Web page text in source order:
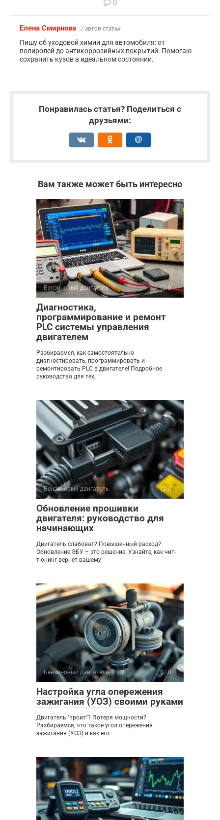
0
Елена Смирнова / автор статьи
Пишу об уходовой химии для автомобиля: от
полиролей до антикоррозийных покрытий. Помогаю
сохранить кузов в идеальном состоянии.
Понравилась статья? Поделиться с
друзьями:
Вам также может быть интересно
Бензиновый двигатель 0
Диагностика,
программирование и ремонт
PLC системы управления
двигателем
Разбираемся, как самостоятельно
диагностировать, программировать и
ремонтировать PLC в двигателе! Подробное
руководство для тех,
Бензиновый двигатель 0
Обновление прошивки
двигателя: руководство для
начинающих
Двигатель слабоват? Повышенный расход?
Обновление ЭБУ – это решение! Узнайте, как чип-
тюнинг вернет вашему
Бензиновый двигатель 0
Настройка угла опережения
зажигания (УОЗ) своими руками
Двигатель "троит"? Потеря мощности?
Разбираемся, что такое угол опережения
зажигания (УОЗ) и как его